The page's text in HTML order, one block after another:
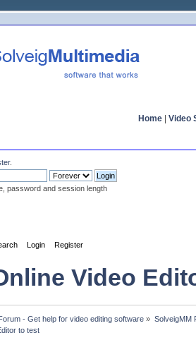
Home Video
.
password and session length
Login Register
Video
- Get help for video editing software » SolveigMM
to test